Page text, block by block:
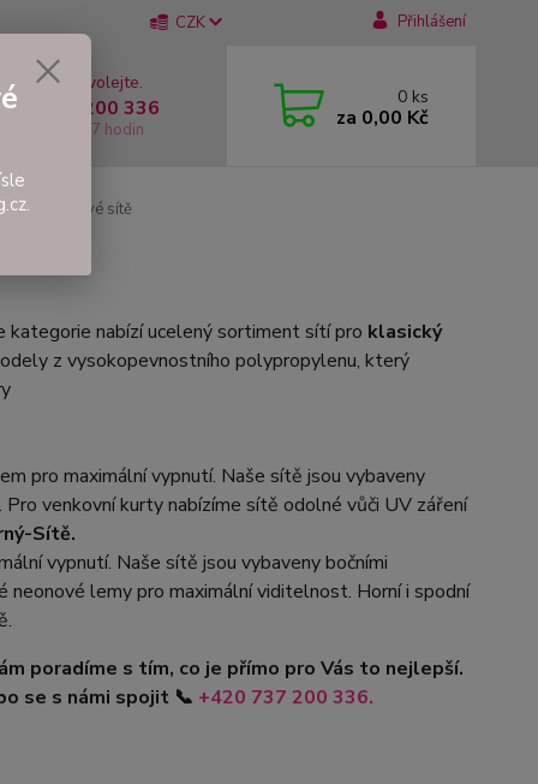
CZK Přihlášení
si rady? Zavolejte.
737 200 336
Pátek: 8 - 17 hodin
0 ks
za 0,00 Kč
sítě
nabízí ucelený sortiment sítí pro klasický
z vysokopevnostního polypropylenu, který
pro maximální vypnutí. Naše sítě jsou vybaveny
venkovní kurty nabízíme sítě odolné vůči UV záření
Sítě.
vypnutí. Naše sítě jsou vybaveny bočními
neonové lemy pro maximální viditelnost. Horní i spodní
poradíme s tím, co je přímo pro Vás to nejlepší.
se s námi spojit 📞 +420 737 200 336.